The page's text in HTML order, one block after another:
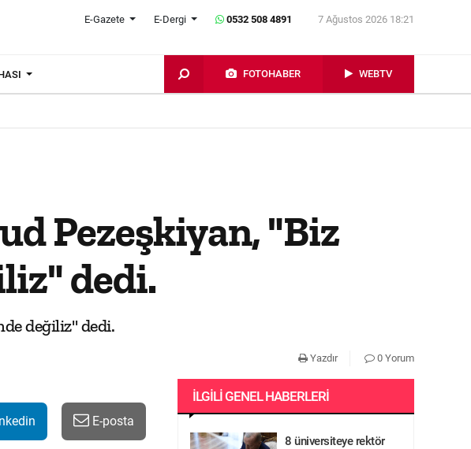
E-Gazete E-Dergi 0532 508 4891 7 Ağustos 2026 18:21
FOTOHABER WEBTV
Pezeşkiyan, "Biz
dedi.
değiliz" dedi.
Yazdır 0 Yorum
E-posta
İLGILI GENEL HABERLERI
8 üniversiteye rektör